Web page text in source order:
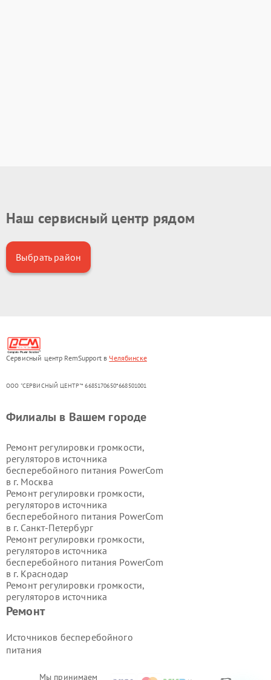
Наш сервисный центр рядом
Выбрать район
Сервисный центр RemSupport в Челябинске
ООО "СЕРВИСНЫЙ ЦЕНТР"* 6685170650*668501001
Мы принимаем
Ремонт
Источников бесперебойного
питания
Филиалы в Вашем городе
Ремонт регулировки громкости,
регуляторов источника
бесперебойного питания PowerCom
в г. Москва
Ремонт регулировки громкости,
регуляторов источника
бесперебойного питания PowerCom
в г. Санкт-Петербург
Ремонт регулировки громкости,
регуляторов источника
бесперебойного питания PowerCom
в г. Краснодар
Ремонт регулировки громкости,
регуляторов источника
бесперебойного питания PowerCom
Ремонт регулировки громкости,
регуляторов источника
бесперебойного питания PowerCom
Ремонт регулировки громкости,